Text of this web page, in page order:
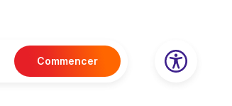
Commencer